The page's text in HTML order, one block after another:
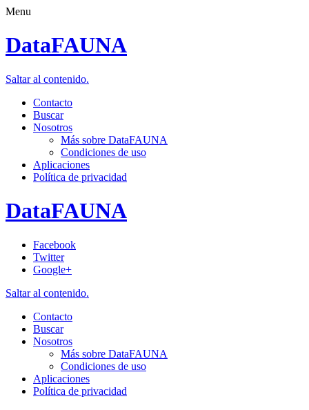
Menu
DataFAUNA
Saltar al contenido.
Contacto
Buscar
Nosotros
Más sobre DataFAUNA
Condiciones de uso
Aplicaciones
Política de privacidad
DataFAUNA
Facebook
Twitter
Google+
Saltar al contenido.
Contacto
Buscar
Nosotros
Más sobre DataFAUNA
Condiciones de uso
Aplicaciones
Política de privacidad